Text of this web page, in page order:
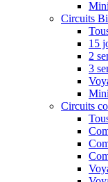
Circuits
15
2
3
Circuits